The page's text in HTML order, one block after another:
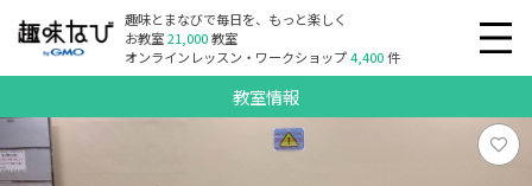
趣味とまなびで毎日を、もっと楽しく
お教室21,000教室
オンラインレッスン・ワークショップ4,400件
教室情報